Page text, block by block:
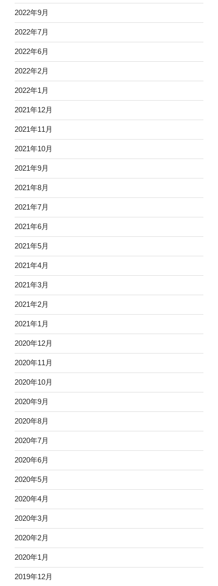
2022年9月
2022年7月
2022年6月
2022年2月
2022年1月
2021年12月
2021年11月
2021年10月
2021年9月
2021年8月
2021年7月
2021年6月
2021年5月
2021年4月
2021年3月
2021年2月
2021年1月
2020年12月
2020年11月
2020年10月
2020年9月
2020年8月
2020年7月
2020年6月
2020年5月
2020年4月
2020年3月
2020年2月
2020年1月
2019年12月